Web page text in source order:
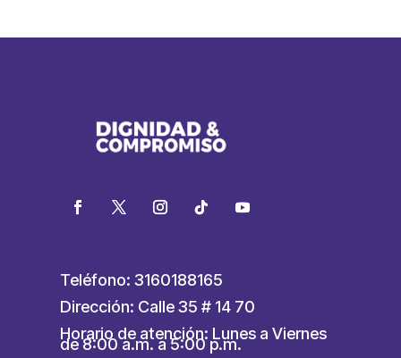
Teléfono: 3160188165
Dirección: Calle 35 # 14 70
Horario de atención: Lunes a Viernes
de 8:00 a.m. a 5:00 p.m.